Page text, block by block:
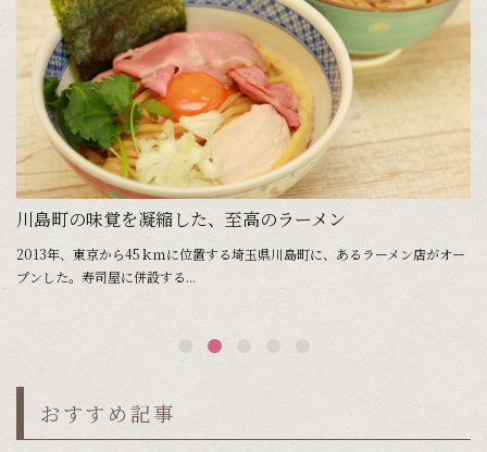
川島町の味覚を凝縮した、至高のラーメン
2013年、東京から45ｋｍに位置する埼玉県川島町に、あるラーメン店がオー
プンした。寿司屋に併設する...
おすすめ記事